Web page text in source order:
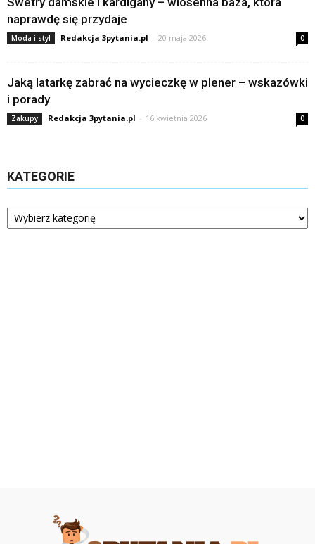
naprawdę się przydaje
Moda i styl Redakcja 3pytania.pl - 20 maja 2026 0
Jaką latarkę zabrać na wycieczkę w plener – wskazówki
i porady
Zakupy Redakcja 3pytania.pl - 16 kwietnia 2026 0
KATEGORIE
Kategorie